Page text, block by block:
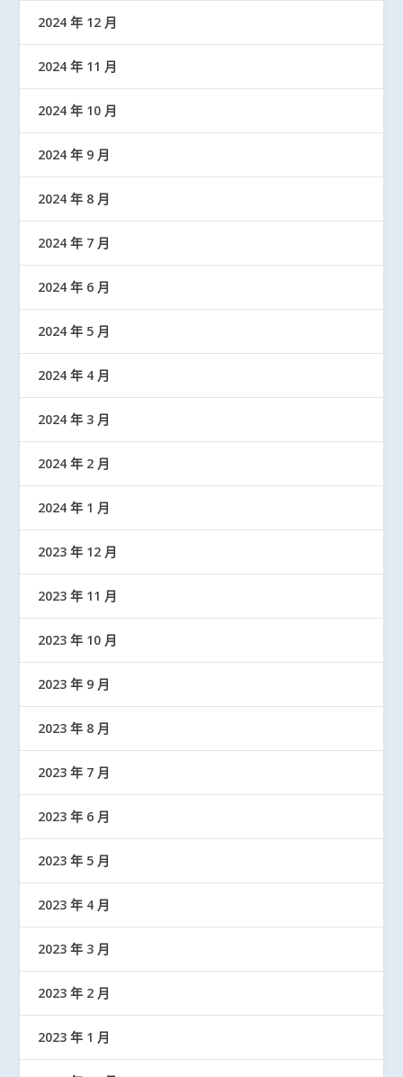
2024 年 12 月
2024 年 11 月
2024 年 10 月
2024 年 9 月
2024 年 8 月
2024 年 7 月
2024 年 6 月
2024 年 5 月
2024 年 4 月
2024 年 3 月
2024 年 2 月
2024 年 1 月
2023 年 12 月
2023 年 11 月
2023 年 10 月
2023 年 9 月
2023 年 8 月
2023 年 7 月
2023 年 6 月
2023 年 5 月
2023 年 4 月
2023 年 3 月
2023 年 2 月
2023 年 1 月